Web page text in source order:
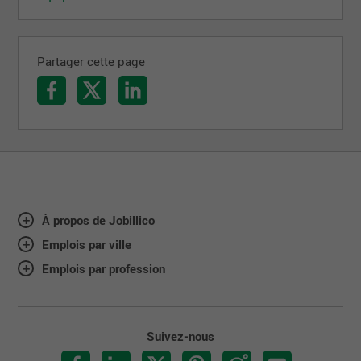
Partager cette page
À propos de Jobillico
Emplois par ville
Emplois par profession
Suivez-nous